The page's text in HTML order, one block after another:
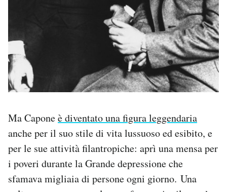
Ma Caponeè diventato una figura leggendaria
anche per il suo stile di vita lussuoso ed esibito, e
per le sue attività filantropiche: aprì una mensa per
i poveri durante la Grande depressione che
sfamava migliaia di persone ogni giorno. Una